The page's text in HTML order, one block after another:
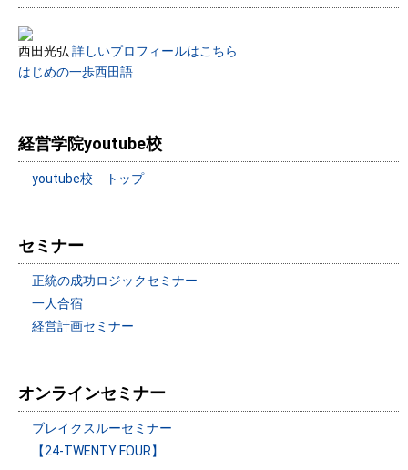
西田光弘 詳しいプロフィールはこちら
はじめの一歩西田語
経営学院youtube校
youtube校 トップ
セミナー
正統の成功ロジックセミナー
一人合宿
経営計画セミナー
オンラインセミナー
ブレイクスルーセミナー
【24-TWENTY FOUR】